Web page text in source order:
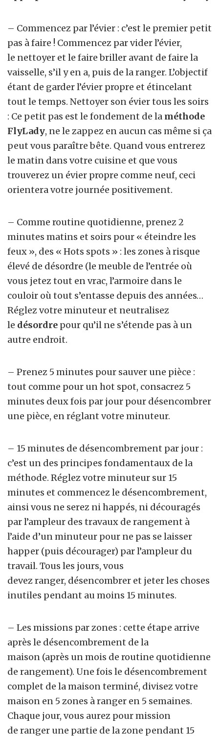
– Commencez par l’évier : c’est le premier petit
pas à faire ! Commencez par vider l’évier,
le nettoyer et le faire briller avant de faire la
vaisselle, s’il y en a, puis de la ranger. L’objectif
étant de garder l’évier propre et étincelant
tout le temps. Nettoyer son évier tous les soirs
: Ce petit pas est le fondement de la méthode
FlyLady, ne le zappez en aucun cas même si ça
peut vous paraître bête. Quand vous entrerez
le matin dans votre cuisine et que vous
trouverez un évier propre comme neuf, ceci
orientera votre journée positivement.
– Comme routine quotidienne, prenez 2
minutes matins et soirs pour « éteindre les
feux », des « Hots spots » : les zones à risque
élevé de désordre (le meuble de l’entrée où
vous jetez tout en vrac, l’armoire dans le
couloir où tout s’entasse depuis des années…
Réglez votre minuteur et neutralisez
le désordre pour qu’il ne s’étende pas à un
autre endroit.
– Prenez 5 minutes pour sauver une pièce :
tout comme pour un hot spot, consacrez 5
minutes deux fois par jour pour désencombrer
une pièce, en réglant votre minuteur.
– 15 minutes de désencombrement par jour :
c’est un des principes fondamentaux de la
méthode. Réglez votre minuteur sur 15
minutes et commencez le désencombrement,
ainsi vous ne serez ni happés, ni découragés
par l’ampleur des travaux de rangement à
l’aide d’un minuteur pour ne pas se laisser
happer (puis décourager) par l’ampleur du
travail. Tous les jours, vous
devez ranger, désencombrer et jeter les choses
inutiles pendant au moins 15 minutes.
– Les missions par zones : cette étape arrive
après le désencombrement de la
maison (après un mois de routine quotidienne
de rangement). Une fois le désencombrement
complet de la maison terminé, divisez votre
maison en 5 zones à ranger en 5 semaines.
Chaque jour, vous aurez pour mission
de ranger une partie de la zone pendant 15